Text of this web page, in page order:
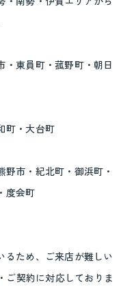
・東員町・菰野町・朝日
町・大台町
市・紀北町・御浜町・
度会町
るため、ご来店が難しい
ご契約に対応しておりま